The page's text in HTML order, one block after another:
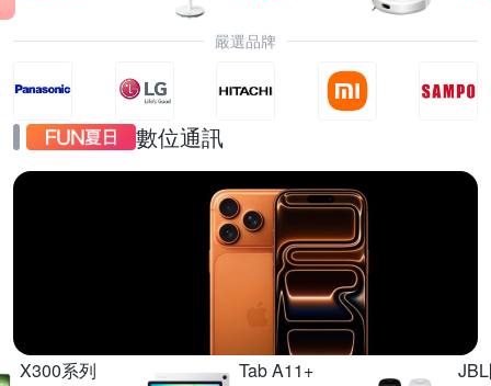
嚴選品牌
數位通訊
X300系列
Tab A11+